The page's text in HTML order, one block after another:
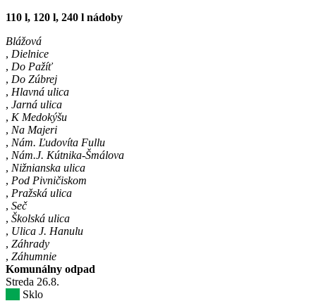
110 l, 120 l, 240 l nádoby
Blážová
, Dielnice
, Do Pažíť
, Do Zúbrej
, Hlavná ulica
, Jarná ulica
, K Medokýšu
, Na Majeri
, Nám. Ľudovíta Fullu
, Nám.J. Kútnika-Šmálova
, Nižnianska ulica
, Pod Pivničiskom
, Pražská ulica
, Seč
, Školská ulica
, Ulica J. Hanulu
, Záhrady
, Záhumnie
Komunálny odpad
Streda 26.8.
Sklo